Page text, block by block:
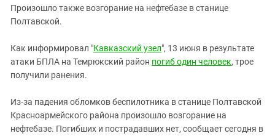
Северная Осетия - Алания
СКФО
Ставропольский край
Чечня
Южный Кавказ
Произошло также возгорание на нефтебазе в станице
Полтавской.
Как информировал "Кавказский узел", 13 июня в результате
атаки БПЛА на Темрюкский район погиб один человек, трое
получили ранения.
Из-за падения обломков беспилотника в станице Полтавской
Красноармейского района произошло возгорание на
нефтебазе. Погибших и пострадавших нет, сообщает сегодня в